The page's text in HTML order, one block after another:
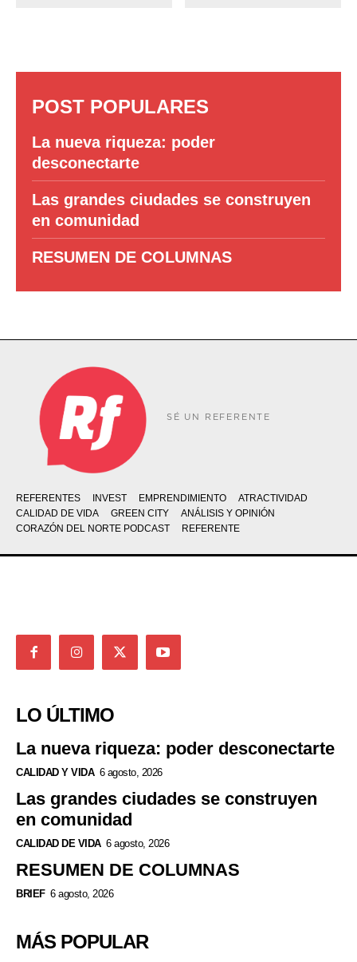
POST POPULARES
La nueva riqueza: poder
desconectarte
Las grandes ciudades se construyen
en comunidad
RESUMEN DE COLUMNAS
SÉ UN REFERENTE
REFERENTES INVEST EMPRENDIMIENTO
ATRACTIVIDAD
CALIDAD DE VIDA
GREEN CITY
ANÁLISIS Y OPINIÓN
CORAZÓN DEL NORTE PODCAST
REFERENTE
LO ÚLTIMO
La nueva riqueza: poder desconectarte
CALIDAD Y VIDA 6 agosto, 2026
Las grandes ciudades se construyen
en comunidad
CALIDAD DE VIDA 6 agosto, 2026
RESUMEN DE COLUMNAS
BRIEF 6 agosto, 2026
MÁS POPULAR